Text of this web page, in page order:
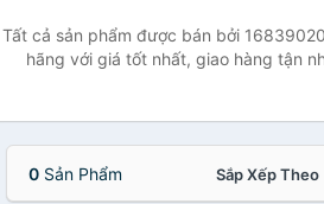
Tất cả sản phẩm được bán bởi
hãng với giá tốt nhất, giao hàng tận
0 Sản Phẩm Sắp Xếp Theo